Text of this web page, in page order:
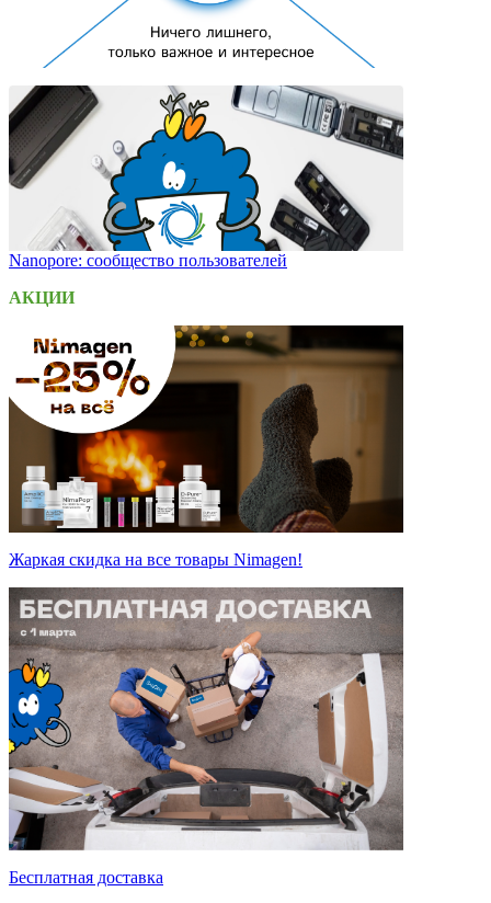
Nanopore: сообщество пользователей
АКЦИИ
Жаркая скидка на все товары Nimagen!
Бесплатная доставка